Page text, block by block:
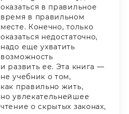
оказаться в правильное
время в правильном
месте. Конечно, только
оказаться недостаточно,
надо еще ухватить
возможность
и развить ее. Эта книга —
не учебник о том,
как правильно жить,
но увлекательнейшее
чтение о скрытых законах,